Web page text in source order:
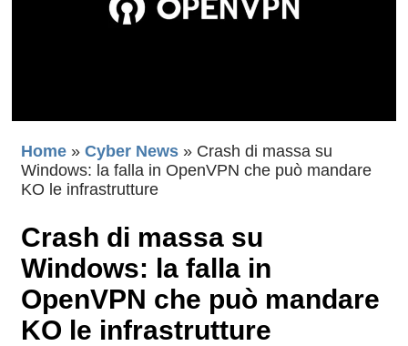
Home » Cyber News » Crash di massa su
Windows: la falla in OpenVPN che può mandare
KO le infrastrutture
Crash di massa su
Windows: la falla in
OpenVPN che può mandare
KO le infrastrutture